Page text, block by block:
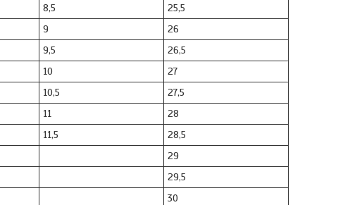
8,5
25,5
9
26
9,5
26,5
10
27
10,5
27,5
11
28
11,5
28,5
29
29,5
30